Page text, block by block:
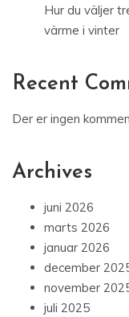
Hur du väljer
värme i vinter
Recent
Der er ingen
Archives
juni 2026
marts 2026
januar 2026
december
november
juli 2025